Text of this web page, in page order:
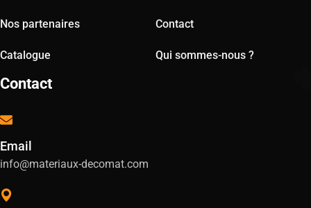
Nos partenaires Contact
Catalogue Qui sommes-nous ?
Contact
Email
info@materiaux-decomat.com